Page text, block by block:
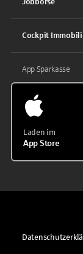
Cockpit
App Sparkasse
Laden im
App Store